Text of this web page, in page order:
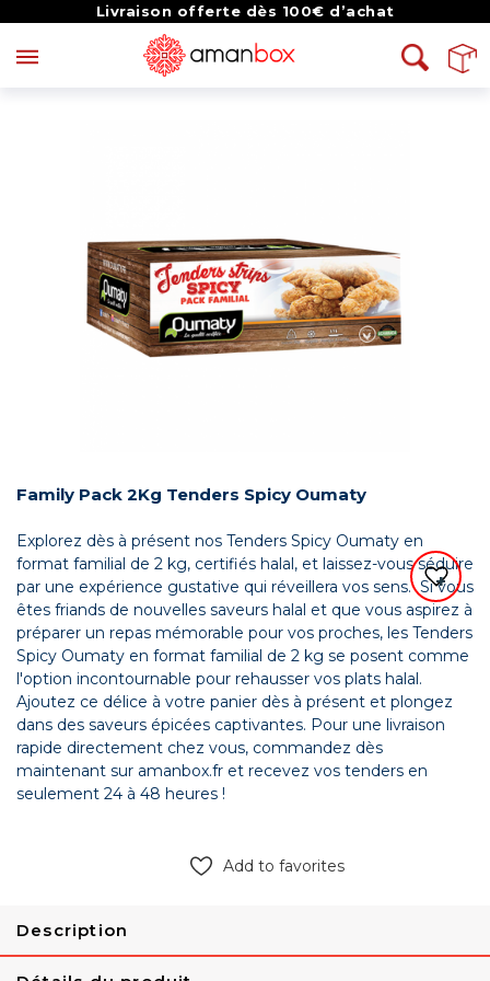
Livraison offerte dès 100€ d’achat
Family Pack 2Kg Tenders Spicy Oumaty
Explorez dès à présent nos Tenders Spicy Oumaty en
format familial de 2 kg, certifiés halal, et laissez-vous séduire
par une expérience gustative qui réveillera vos sens. Si vous
êtes friands de nouvelles saveurs halal et que vous aspirez à
préparer un repas mémorable pour vos proches, les Tenders
Spicy Oumaty en format familial de 2 kg se posent comme
l'option incontournable pour rehausser vos plats halal.
Ajoutez ce délice à votre panier dès à présent et plongez
dans des saveurs épicées captivantes. Pour une livraison
rapide directement chez vous, commandez dès
maintenant sur amanbox.fr et recevez vos tenders en
seulement 24 à 48 heures !
Add to favorites
Description